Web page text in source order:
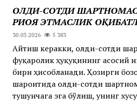
ОЛДИ-СОТДИ
РИОЯ ЭТМАСЛИК
30.03.2026 5 383
Айтиш керакки, олди-сотди
фуқаролик ҳуқуқининг асосий
бири ҳисобланади. Ҳозирги
шароитида олди-сотди
тушунчага эга бўлиш, унинг